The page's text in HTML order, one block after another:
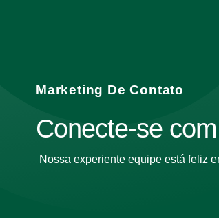
Marketing De Contato
Conecte-se
Nossa experiente equipe está feliz